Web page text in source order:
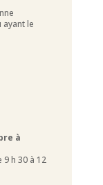
ayant le
à
h 30 à 12